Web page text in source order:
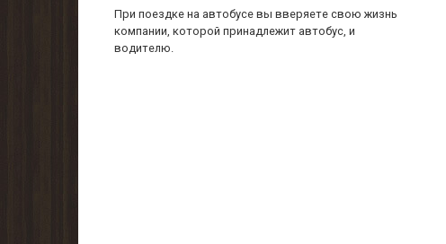
При поездке на автобусе вы вверяете свою жизнь
компании, которой принадлежит автобус, и
водителю.